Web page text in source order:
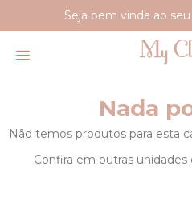
Seja bem vinda ao
Nada
Não temos produtos para esta
Confira em outras